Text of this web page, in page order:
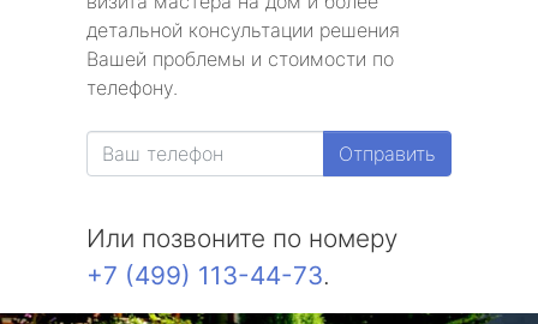
детальной консультации решения
Вашей проблемы и стоимости по
телефону.
Отправить
Или позвоните по номеру
+7 (499) 113-44-73.